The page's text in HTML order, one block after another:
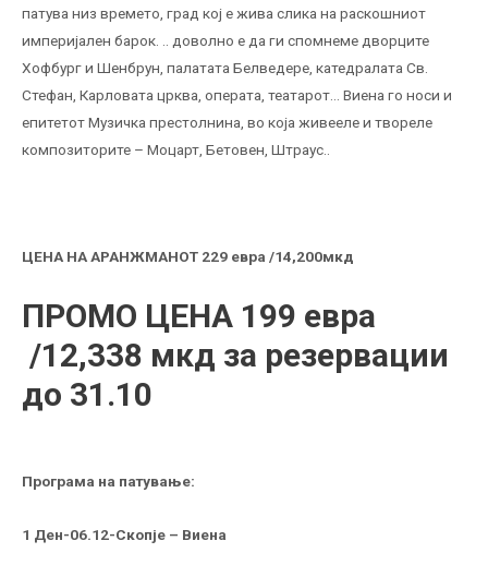
патува низ времето, град кој е жива слика на раскошниот
империјален барок. .. доволно е да ги спомнеме дворците
Хофбург и Шенбрун, палатата Белведере, катедралата Св.
Стефан, Карловата црква, операта, театарот… Виена го носи и
епитетот Музичка престолнина, во која живееле и твореле
композиторите – Моцарт, Бетовен, Штраус..
ЦЕНА НА АРАНЖМАНОТ 229 евра /14,200мкд
ПРОМО ЦЕНА 199 eвра
/12,338 мкд за резервации
до 31.10
Програма на патување:
1 Ден-06.12-Скопје – Виена